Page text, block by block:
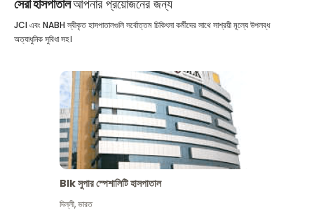
সেরা হাসপাতালআপনার প্রয়োজনের জন্য
JCI এবং NABH স্বীকৃত হাসপাতালগুলি সর্বোত্তম চিকিৎসা কর্মীদের সাথে সাশ্রয়ী মূল্যে উপলব্ধ
অত্যাধুনিক সুবিধা সহ।
Blk সুপার স্পেশালিটি হাসপাতাল
দিল্লী,ভারত